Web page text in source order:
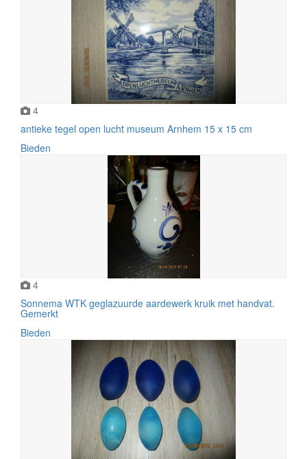
4
antieke tegel open lucht museum Arnhem 15 x 15 cm
Bieden
4
Sonnema WTK geglazuurde aardewerk kruik met handvat.
Gemerkt
Bieden